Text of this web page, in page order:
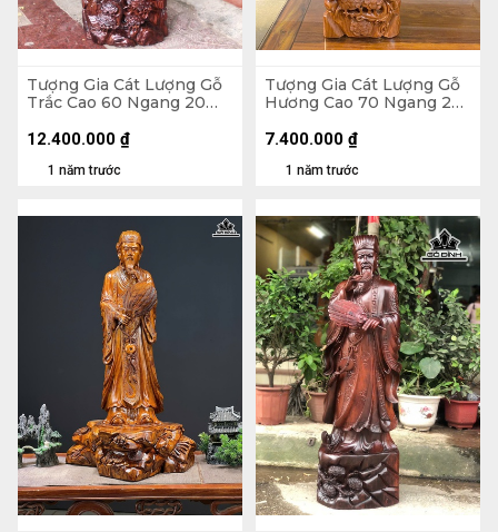
Tượng Gia Cát Lượng Gỗ
Trắc Cao 60 Ngang 20
1 năm trước
12.400.000 ₫
Tượng Gia Cát Lượng Gỗ
Hương Cao 70 Ngang 25
1 năm trước
7.400.000 ₫